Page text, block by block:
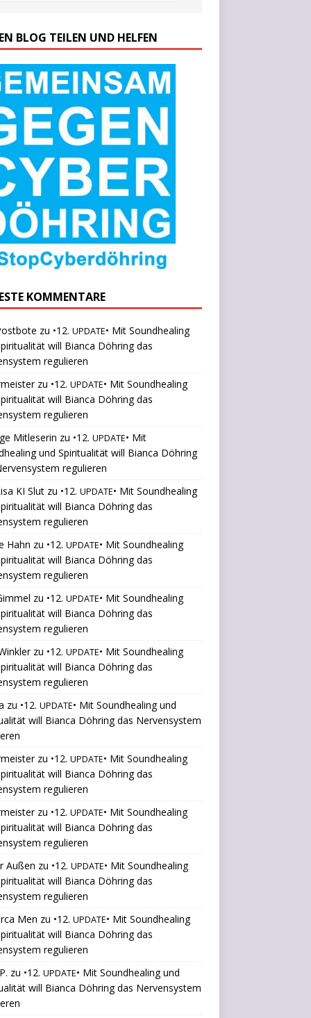
BLOG TEILEN UND HELFEN
KOMMENTARE
zu •12. UPDATE• Mit Soundhealing
will Bianca Döhring das
regulieren
zu •12. UPDATE• Mit Soundhealing
will Bianca Döhring das
regulieren
Mitleserin zu •12. UPDATE• Mit
und Spiritualität will Bianca Döhring
regulieren
KI Slutzu •12. UPDATE• Mit Soundhealing
will Bianca Döhring das
regulieren
Hahn zu •12. UPDATE• Mit Soundhealing
will Bianca Döhring das
regulieren
zu •12. UPDATE• Mit Soundhealing
will Bianca Döhring das
regulieren
zu •12. UPDATE• Mit Soundhealing
will Bianca Döhring das
regulieren
zu •12. UPDATE• Mit Soundhealing und
will Bianca Döhring das Nervensystem
zu •12. UPDATE• Mit Soundhealing
will Bianca Döhring das
regulieren
zu •12. UPDATE• Mit Soundhealing
will Bianca Döhring das
regulieren
Außen zu •12. UPDATE• Mit Soundhealing
will Bianca Döhring das
regulieren
Men zu •12. UPDATE• Mit Soundhealing
will Bianca Döhring das
regulieren
zu •12. UPDATE• Mit Soundhealing und
will Bianca Döhring das Nervensystem